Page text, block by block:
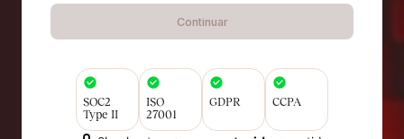
Continuar
SOC2
Type II
ISO
27001
GDPR CCPA